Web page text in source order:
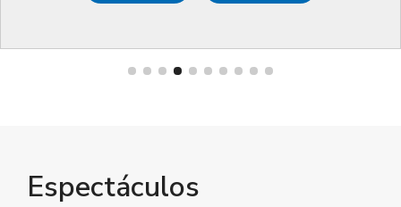
Espectáculos